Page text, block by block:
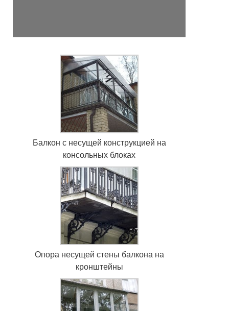
Балкон с несущей конструкцией на
консольных блоках
Опора несущей стены балкона на
кронштейны